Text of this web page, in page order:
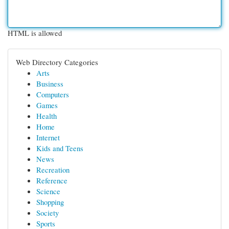
HTML is allowed
Web Directory Categories
Arts
Business
Computers
Games
Health
Home
Internet
Kids and Teens
News
Recreation
Reference
Science
Shopping
Society
Sports